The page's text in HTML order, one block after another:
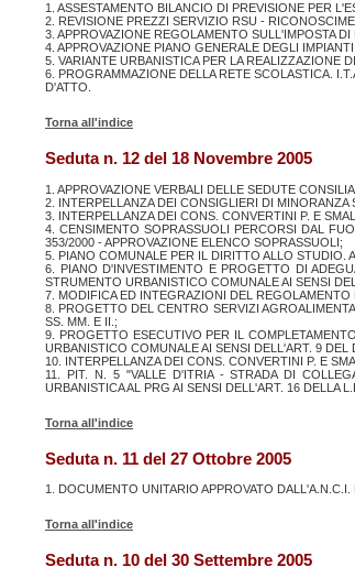
1. ASSESTAMENTO BILANCIO DI PREVISIONE PER
2. REVISIONE PREZZI SERVIZIO RSU -
3. APPROVAZIONE REGOLAMENTO SULL'IMPOSTA
4. APPROVAZIONE PIANO GENERALE DEGLI IMPIANTI;
5. VARIANTE URBANISTICA PER LA REALIZZAZIONE
6. PROGRAMMAZIONE DELLA RETE SCOLASTICA.
D'ATTO.
Torna all'indice
Seduta n. 12 del 18 Novembre 2005
1. APPROVAZIONE VERBALI DELLE SEDUTE
2. INTERPELLANZA DEI CONSIGLIERI DI MINORANZA
3. INTERPELLANZA DEI CONS. CONVERTINI P. E
4. CENSIMENTO SOPRASSUOLI PERCORSI DAL
353/2000 - APPROVAZIONE ELENCO SOPRASSUOLI;
5. PIANO COMUNALE PER IL DIRITTO ALLO STUDIO.
6. PIANO D'INVESTIMENTO E PROGETTO DI
STRUMENTO URBANISTICO COMUNALE AI SENSI
7. MODIFICA ED INTEGRAZIONI DEL
8. PROGETTO DEL CENTRO SERVIZI
SS. MM. E II.;
9. PROGETTO ESECUTIVO PER IL
URBANISTICO COMUNALE AI SENSI DELL'ART. 9 DEL
10. INTERPELLANZA DEI CONS. CONVERTINI P. E
11. PIT. N. 5 "VALLE D'ITRIA - STRADA DI
URBANISTICA AL PRG AI SENSI DELL'ART. 16 DELLA
Torna all'indice
Seduta n. 11 del 27 Ottobre 2005
1. DOCUMENTO UNITARIO APPROVATO
Torna all'indice
Seduta n. 10 del 30 Settembre 2005